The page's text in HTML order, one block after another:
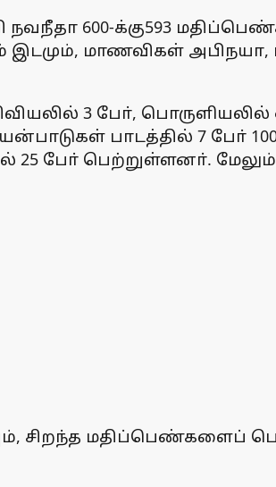
600-க்கு593
மாணவிகள்
3 போ்,
பாடத்தில் 7 போ்
25 போ் பெற்றுள்ளனா்.
சிறந்த மதிப்பெண்களைப்